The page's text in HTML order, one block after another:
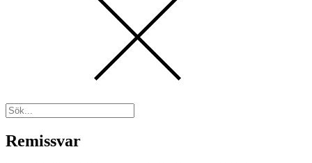
Remissvar